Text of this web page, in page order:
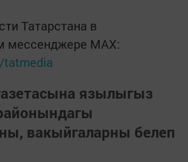
Татарстана в
мессенджере MАХ:
язылыгыз
вакыйгаларны белеп